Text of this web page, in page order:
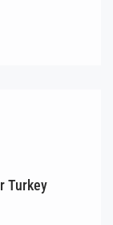
Turkey